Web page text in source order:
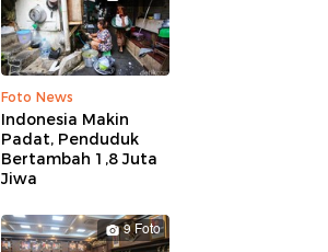
Foto News
Indonesia Makin
Padat, Penduduk
Bertambah 1,8 Juta
Jiwa
9 Foto